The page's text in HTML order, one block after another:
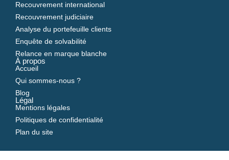
Recouvrement international
Recouvrement judiciaire
Analyse du portefeuille clients
Enquête de solvabilité
Relance en marque blanche
À propos
Accueil
Qui sommes-nous ?
Blog
Légal
Mentions légales
Politiques de confidentialité
Plan du site